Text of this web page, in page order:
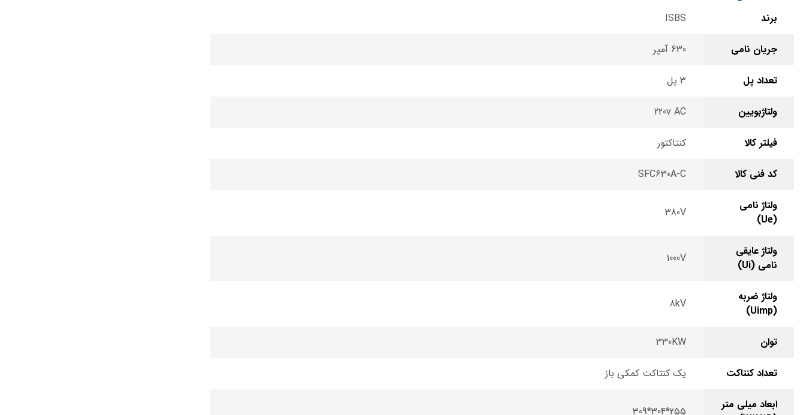
برند
ISBS
جریان نامی 630 آمپر
تعداد پل 3 پل
ولتاژبویین 220v AC
فیلتر کالا کنتاکتور
کد فنی کالا SFC630A-C
ولتاژ نامی
(Ue)
380V
ولتاژ عایقی
نامی (Ui)
1000V
ولتاژ ضربه
(Uimp)
8kV
توان 330KW
تعداد کنتاکت یک کنتاکت کمکی باز
ابعاد میلی متر
255*304*309